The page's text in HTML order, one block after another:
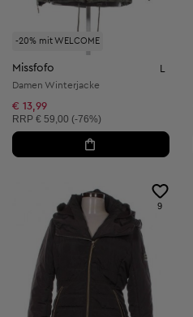
-20% mit WELCOME
Missfofo
Damen Winterjacke
€ 13,99
Unverbindliche Preisempfehlung:
RRP € 59,00 (-76%)
9